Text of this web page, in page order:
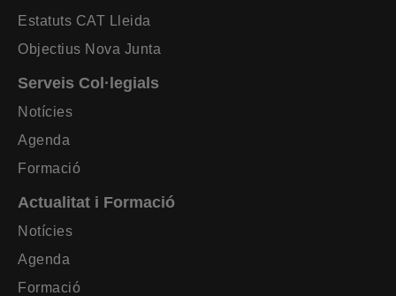
Estatuts CAT Lleida
Objectius Nova Junta
Serveis Col·legials
Notícies
Agenda
Formació
Actualitat i Formació
Notícies
Agenda
Formació